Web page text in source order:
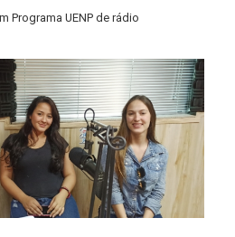
Programa UENP de rádio